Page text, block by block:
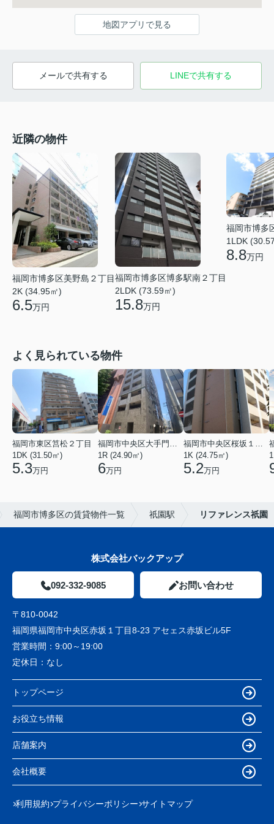
地図アプリで見る
メールで共有する LINEで共有する
近隣の物件
福岡市博多区美野島２丁目
2K (34.95㎡)
6.5万円
福岡市博多区博多駅南２丁目
2LDK (73.59㎡)
15.8万円
福岡市博多
1LDK
8.8万円
よく見られている物件
福岡市東区筥松２丁目
1DK (31.50㎡)
5.3万円
1R (24.90㎡)
6万円
1K (24.75㎡)
5.2万円
福岡市博多区の賃貸物件一覧 祇園駅 リファレンス祇園
株式会社バックアップ
092-332-9085 お問い合わせ
〒810-0042
福岡県福岡市中央区赤坂１丁目8-23 アセェス赤坂ビル5F
営業時間： 9:00～19:00
定休日： なし
トップページ
お役立ち情報
店舗案内
会社概要
利用規約 プライバシーポリシー サイトマップ